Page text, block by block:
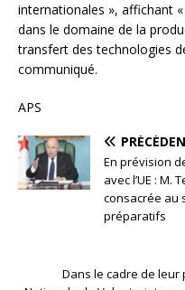
internationales », affichant
dans le domaine de la
transfert des technologies
communiqué.
APS
En prévision
avec l’UE :
consacrée au
préparatifs
Dans le cadre de leur